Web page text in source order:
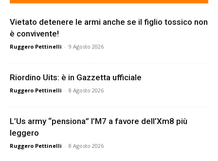
Vietato detenere le armi anche se il figlio tossico non
è convivente!
Ruggero Pettinelli - 9 Agosto 2026
Riordino Uits: è in Gazzetta ufficiale
Ruggero Pettinelli - 8 Agosto 2026
L’Us army “pensiona” l’M7 a favore dell’Xm8 più
leggero
Ruggero Pettinelli - 8 Agosto 2026